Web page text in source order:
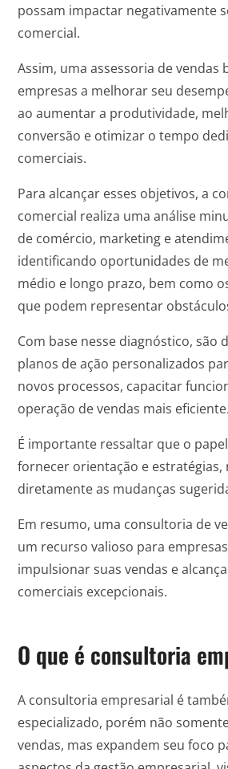
possam impactar negativamente
comercial.
Assim, uma assessoria de vendas
empresas a melhorar seu
ao aumentar a produtividade,
conversão e otimizar o tempo
comerciais.
Para alcançar esses objetivos, a
comercial realiza uma análise
de comércio, marketing e
identificando oportunidades de
médio e longo prazo, bem como
que podem representar
Com base nesse diagnóstico, são
planos de ação personalizados
novos processos, capacitar
operação de vendas mais eficiente.
É importante ressaltar que o
fornecer orientação e estratégias,
diretamente as mudanças
Em resumo, uma consultoria de
um recurso valioso para
impulsionar suas vendas e
comerciais excepcionais.
O que é consultoria
A consultoria empresarial é
especializado, porém não
vendas, mas expandem seu foco